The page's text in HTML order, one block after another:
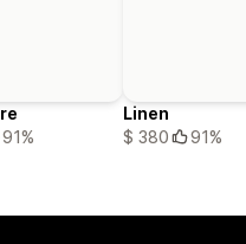
91%
Linen
$ 380
91%